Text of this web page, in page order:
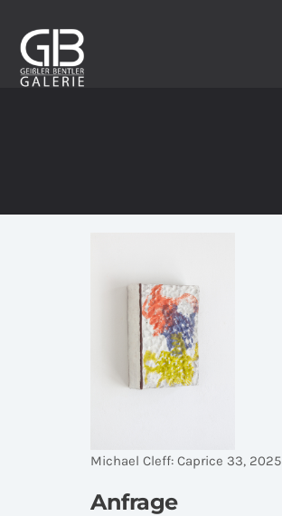
Michael Cleff: Caprice 33, 2025
Anfrage